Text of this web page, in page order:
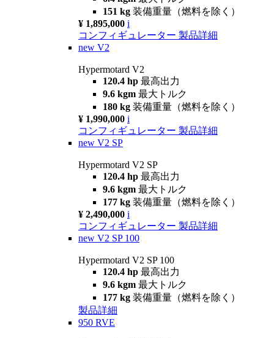
151 kg 装備重量（燃料を除く）
¥ 1,895,000 i
コンフィギュレーター 製品詳細
new V2
Hypermotard V2
120.4 hp 最高出力
9.6 kgm 最大トルク
180 kg 装備重量（燃料を除く）
¥ 1,990,000 i
コンフィギュレーター 製品詳細
new V2 SP
Hypermotard V2 SP
120.4 hp 最高出力
9.6 kgm 最大トルク
177 kg 装備重量（燃料を除く）
¥ 2,490,000 i
コンフィギュレーター 製品詳細
new V2 SP 100
Hypermotard V2 SP 100
120.4 hp 最高出力
9.6 kgm 最大トルク
177 kg 装備重量（燃料を除く）
製品詳細
950 RVE